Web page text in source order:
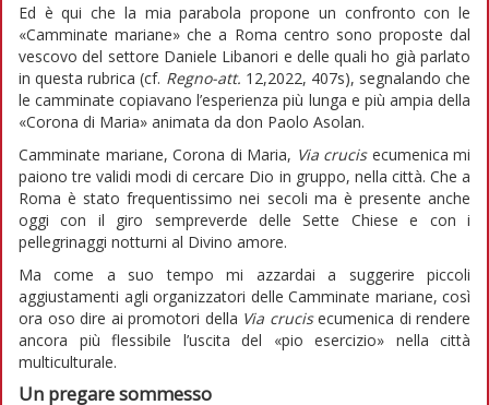
Ed è qui che la mia parabola propone un confronto con le
«Camminate mariane» che a Roma centro sono proposte dal
vescovo del settore Daniele Libanori e delle quali ho già parlato
in questa rubrica (cf. Regno-att. 12,2022, 407s), segnalando che
le camminate copiavano l’esperienza più lunga e più ampia della
«Corona di Maria» animata da don Paolo Asolan.
Camminate mariane, Corona di Maria, Via crucisecumenica mi
paiono tre validi modi di cercare Dio in gruppo, nella città. Che a
Roma è stato frequentissimo nei secoli ma è presente anche
oggi con il giro sempreverde delle Sette Chiese e con i
pellegrinaggi notturni al Divino amore.
Ma come a suo tempo mi azzardai a suggerire piccoli
aggiustamenti agli organizzatori delle Camminate mariane, così
ora oso dire ai promotori della Via crucisecumenica di rendere
ancora più flessibile l’uscita del «pio esercizio» nella città
multiculturale.
Un pregare sommesso